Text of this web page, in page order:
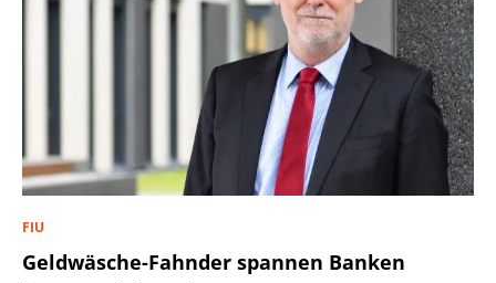
FIU
Geldwäsche-Fahnder spannen Banken